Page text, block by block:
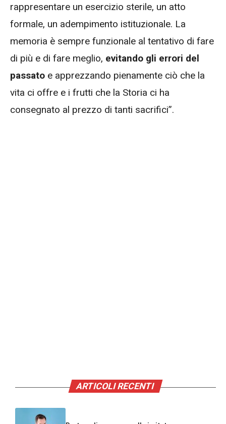
rappresentare un esercizio sterile, un atto
formale, un adempimento istituzionale. La
memoria è sempre funzionale al tentativo di fare
di più e di fare meglio, evitando gli errori del
passato e apprezzando pienamente ciò che la
vita ci offre e i frutti che la Storia ci ha
consegnato al prezzo di tanti sacrifici”.
ARTICOLI RECENTI